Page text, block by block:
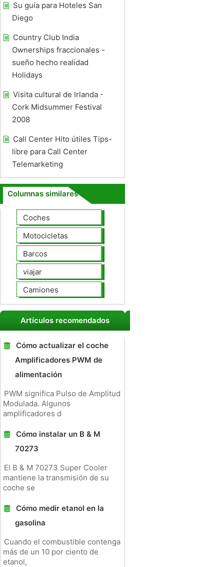
Su guía para Hoteles San
Diego
Country Club India
Ownerships fraccionales -
sueño hecho realidad
Holidays
Visita cultural de Irlanda -
Cork Midsummer Festival
2008
Call Center Hito útiles Tips-
libre para Call Center
Telemarketing
Columnas similares
Coches
Motocicletas
Barcos
viajar
Camiones
Artículos recomendados
Cómo actualizar el coche
Amplificadores PWM de
alimentación
PWM significa Pulso de Amplitud
Modulada. Algunos
amplificadores d
Cómo instalar un B & M
70273
El B & M 70273 Super Cooler
mantiene la transmisión de su
coche se
Cómo medir etanol en la
gasolina
Cuando el combustible contenga
más de un 10 por ciento de
etanol,